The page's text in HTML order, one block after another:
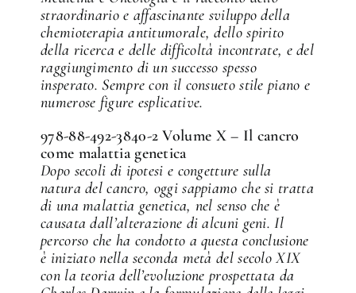
straordinario e affascinante sviluppo della
chemioterapia antitumorale, dello spirito
della ricerca e delle difficoltà incontrate, e del
raggiungimento di un successo spesso
insperato. Sempre con il consueto stile piano e
numerose figure esplicative.
978-88-492-3840-2 Volume X – Il cancro
come malattia genetica
Dopo secoli di ipotesi e congetture sulla
natura del cancro, oggi sappiamo che si tratta
di una malattia genetica, nel senso che è
causata dall’alterazione di alcuni geni. Il
percorso che ha condotto a questa conclusione
è iniziato nella seconda metà del secolo XIX
con la teoria dell’evoluzione prospettata da